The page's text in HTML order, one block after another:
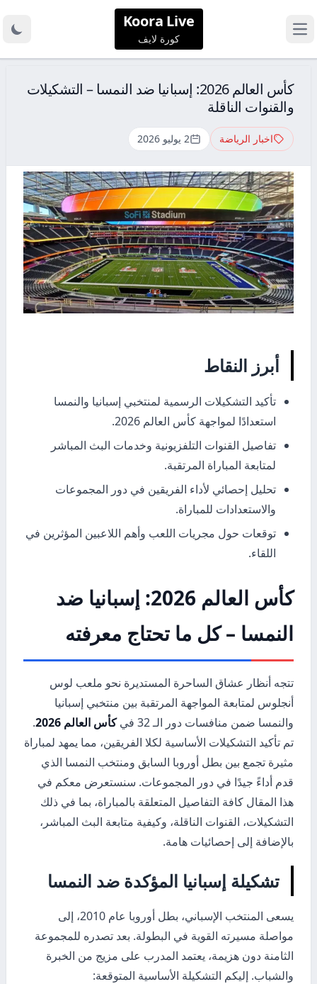
Koora Live
كورة لايف
كأس العالم 2026: إسبانيا ضد النمسا – التشكيلات
والقنوات الناقلة
اخبار الرياضة 2 يوليو 2026
أبرز النقاط
تأكيد التشكيلات الرسمية لمنتخبي إسبانيا والنمسا
استعدادًا لمواجهة كأس العالم 2026.
تفاصيل القنوات التلفزيونية وخدمات البث المباشر
لمتابعة المباراة المرتقبة.
تحليل إحصائي لأداء الفريقين في دور المجموعات
والاستعدادات للمباراة.
توقعات حول مجريات اللعب وأهم اللاعبين المؤثرين في
اللقاء.
كأس العالم 2026: إسبانيا ضد
النمسا – كل ما تحتاج معرفته
تتجه أنظار عشاق الساحرة المستديرة نحو ملعب لوس
أنجلوس لمتابعة المواجهة المرتقبة بين منتخبي إسبانيا
والنمسا ضمن منافسات دور الـ 32 في
كأس العالم 2026
.
تم تأكيد التشكيلات الأساسية لكلا الفريقين، مما يمهد لمباراة
مثيرة تجمع بين بطل أوروبا السابق ومنتخب النمسا الذي
قدم أداءً جيدًا في دور المجموعات. سنستعرض معكم في
هذا المقال كافة التفاصيل المتعلقة بالمباراة، بما في ذلك
التشكيلات، القنوات الناقلة، وكيفية متابعة البث المباشر،
بالإضافة إلى إحصائيات هامة.
تشكيلة إسبانيا المؤكدة ضد النمسا
يسعى المنتخب الإسباني، بطل أوروبا عام 2010، إلى
مواصلة مسيرته القوية في البطولة. بعد تصدره للمجموعة
الثامنة دون هزيمة، يعتمد المدرب على مزيج من الخبرة
والشباب. إليكم التشكيلة الأساسية المتوقعة: